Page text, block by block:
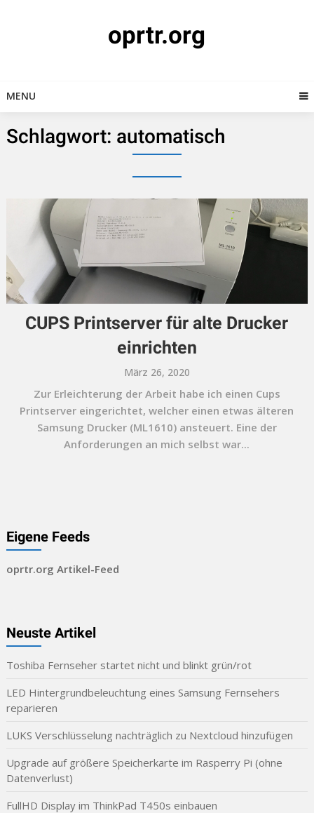
oprtr.org
MENU
Schlagwort: automatisch
CUPS Printserver für alte Drucker
einrichten
März 26, 2020
Zur Erleichterung der Arbeit habe ich einen Cups
Printserver eingerichtet, welcher einen etwas älteren
Samsung Drucker (ML1610) ansteuert. Eine der
Anforderungen an mich selbst war...
Eigene Feeds
oprtr.org Artikel-Feed
Neuste Artikel
Toshiba Fernseher startet nicht und blinkt grün/rot
LED Hintergrundbeleuchtung eines Samsung Fernsehers
reparieren
LUKS Verschlüsselung nachträglich zu Nextcloud hinzufügen
Upgrade auf größere Speicherkarte im Rasperry Pi (ohne
Datenverlust)
FullHD Display im ThinkPad T450s einbauen